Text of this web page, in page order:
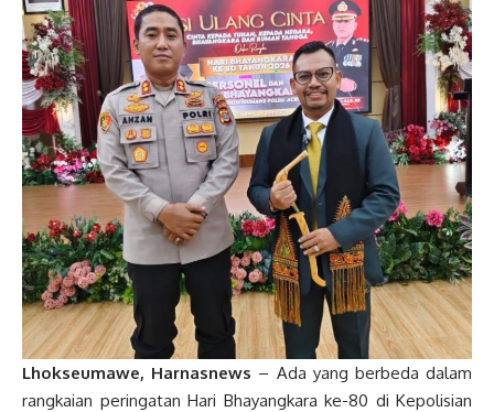
Lhokseumawe, Harnasnews – Ada yang berbeda dalam
rangkaian peringatan Hari Bhayangkara ke-80 di Kepolisian